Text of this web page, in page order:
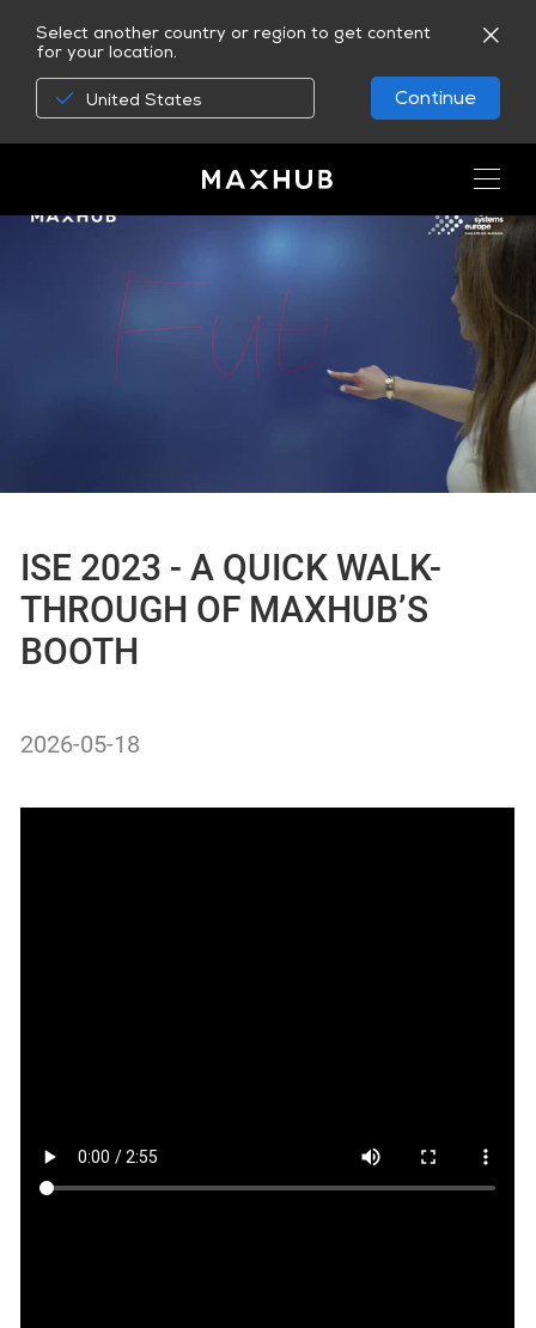
Select another country or region to get content
for your location.
United States Continue
ISE 2023 - A QUICK WALK-
THROUGH OF MAXHUB’S
BOOTH
2026-05-18